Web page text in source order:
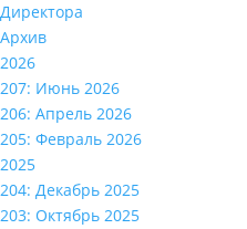
Директора
Архив
2026
207: Июнь 2026
206: Апрель 2026
205: Февраль 2026
2025
204: Декабрь 2025
203: Октябрь 2025